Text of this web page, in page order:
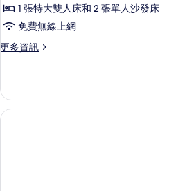
1 張特大雙人床和 2 張單人沙發床
免費無線上網
更多資訊
更
式
套
房